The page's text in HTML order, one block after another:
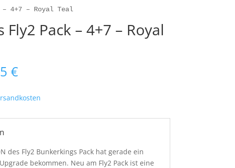
– 4+7 – Royal Teal
Pack – 4+7 – Royal
€
€Aktueller
Preis
ist:
89,95 €.
des Fly2 Bunkerkings Pack hat gerade ein
bekommen. Neu am Fly2 Pack ist eine